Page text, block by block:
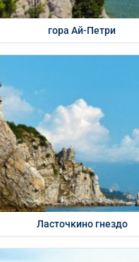
гора Ай-Петри
Ласточкино гнездо